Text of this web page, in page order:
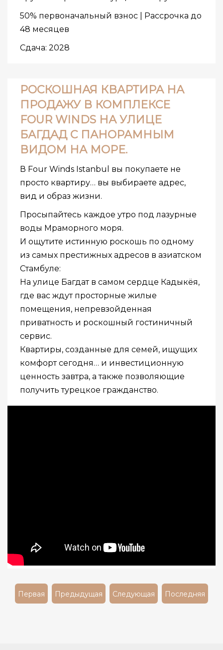
50% первоначальный взнос | Рассрочка до
48 месяцев
Сдача: 2028
РОСКОШНАЯ КВАРТИРА НА
ПРОДАЖУ В КОМПЛЕКСЕ
FOUR WINDS НА УЛИЦЕ
БАГДАД С ПАНОРАМНЫМ
ВИДОМ НА МОРЕ.
В Four Winds Istanbul вы покупаете не
просто квартиру… вы выбираете адрес,
вид и образ жизни.
Просыпайтесь каждое утро под лазурные
воды Мраморного моря.
И ощутите истинную роскошь по одному
из самых престижных адресов в азиатском
Стамбуле:
На улице Багдат в самом сердце Кадыкёя,
где вас ждут просторные жилые
помещения, непревзойденная
приватность и роскошный гостиничный
сервис.
Квартиры, созданные для семей, ищущих
комфорт сегодня… и инвестиционную
ценность завтра, а также позволяющие
получить турецкое гражданство.
Первая Предыдущая Следующая Последняя